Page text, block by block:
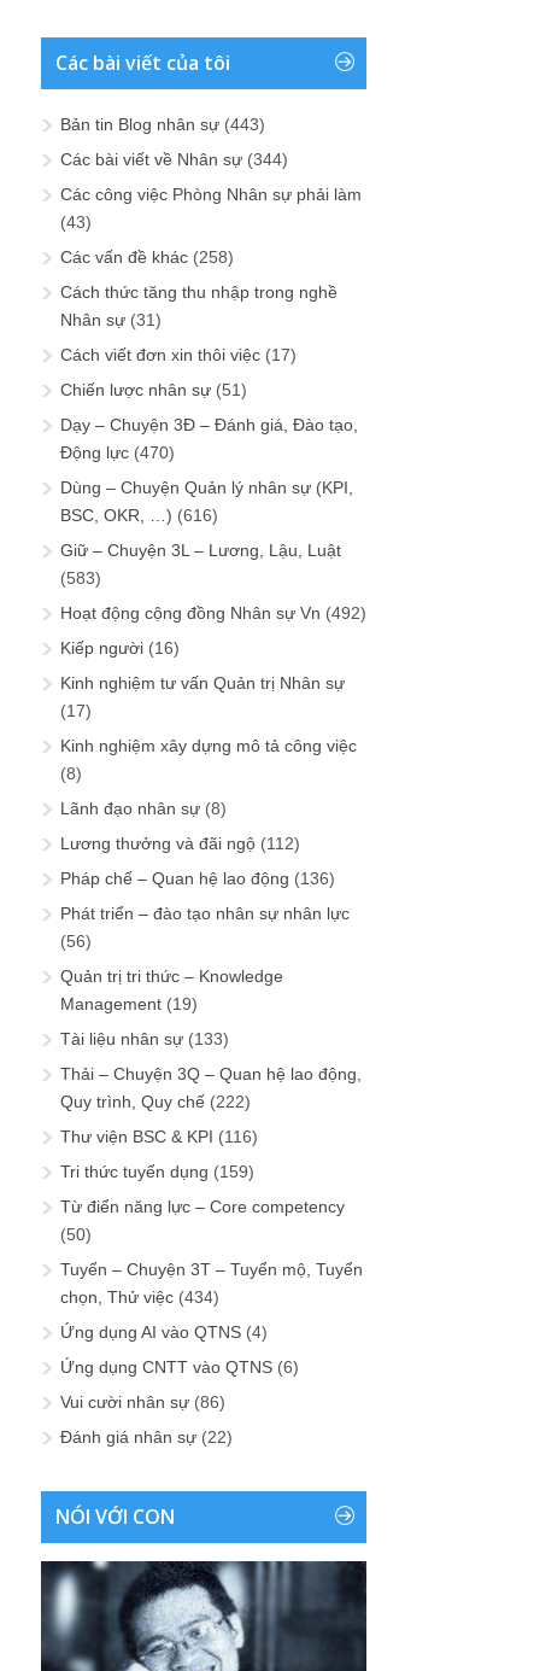
Các bài viết của tôi
Bản tin Blog nhân sự (443)
Các bài viết về Nhân sự (344)
Các công việc Phòng Nhân sự phải làm
(43)
Các vấn đề khác (258)
Cách thức tăng thu nhập trong nghề
Nhân sự (31)
Cách viết đơn xin thôi việc (17)
Chiến lược nhân sự (51)
Dạy – Chuyện 3Đ – Đánh giá, Đào tạo,
Động lực (470)
Dùng – Chuyện Quản lý nhân sự (KPI,
BSC, OKR, …) (616)
Giữ – Chuyện 3L – Lương, Lậu, Luật
(583)
Hoạt động cộng đồng Nhân sự Vn (492)
Kiếp người (16)
Kinh nghiệm tư vấn Quản trị Nhân sự
(17)
Kinh nghiệm xây dựng mô tả công việc
(8)
Lãnh đạo nhân sự (8)
Lương thưởng và đãi ngộ (112)
Pháp chế – Quan hệ lao động (136)
Phát triển – đào tạo nhân sự nhân lực
(56)
Quản trị tri thức – Knowledge
Management (19)
Tài liệu nhân sự (133)
Thải – Chuyện 3Q – Quan hệ lao động,
Quy trình, Quy chế (222)
Thư viện BSC & KPI (116)
Tri thức tuyển dụng (159)
Từ điển năng lực – Core competency
(50)
Tuyển – Chuyện 3T – Tuyển mộ, Tuyển
chọn, Thử việc (434)
Ứng dụng AI vào QTNS (4)
Ứng dụng CNTT vào QTNS (6)
Vui cười nhân sự (86)
Đánh giá nhân sự (22)
NÓI VỚI CON